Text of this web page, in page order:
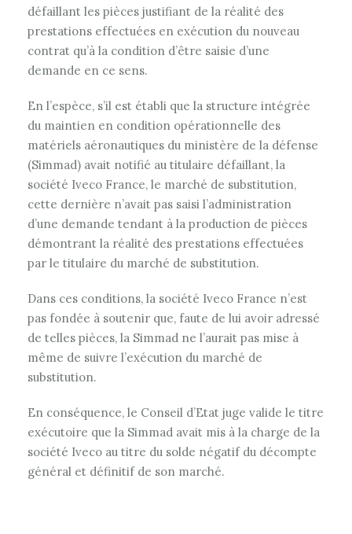
défaillant les pièces justifiant de la réalité des
prestations effectuées en exécution du nouveau
contrat qu’à la condition d’être saisie d’une
demande en ce sens.
En l’espèce, s’il est établi que la structure intégrée
du maintien en condition opérationnelle des
matériels aéronautiques du ministère de la défense
(Simmad) avait notifié au titulaire défaillant, la
société Iveco France, le marché de substitution,
cette dernière n’avait pas saisi l’administration
d’une demande tendant à la production de pièces
démontrant la réalité des prestations effectuées
par le titulaire du marché de substitution.
Dans ces conditions, la société Iveco France n’est
pas fondée à soutenir que, faute de lui avoir adressé
de telles pièces, la Simmad ne l’aurait pas mise à
même de suivre l’exécution du marché de
substitution.
En conséquence, le Conseil d’Etat juge valide le titre
exécutoire que la Simmad avait mis à la charge de la
société Iveco au titre du solde négatif du décompte
général et définitif de son marché.